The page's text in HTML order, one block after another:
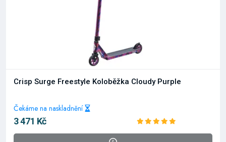
Crisp Surge Freestyle Koloběžka Cloudy Purple
Čekáme na naskladnění
3 471 Kč